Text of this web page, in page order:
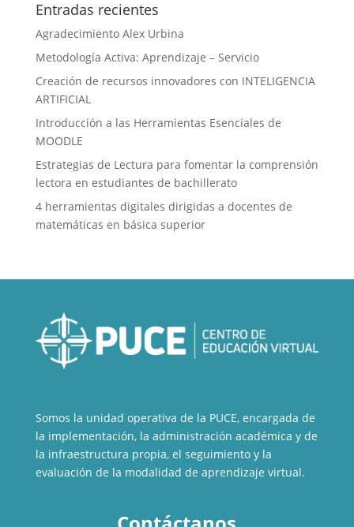
Entradas recientes
Agradecimiento Alex Urbina
Metodología Activa: Aprendizaje – Servicio
Creación de recursos innovadores con INTELIGENCIA
ARTIFICIAL
Introducción a las Herramientas Esenciales de
MOODLE
Estrategias de Lectura para fomentar la comprensión
lectora en estudiantes de bachillerato
4 herramientas digitales dirigidas a docentes de
matemáticas en básica superior
Somos la unidad operativa de la PUCE, encargada de
la implementación, la administración académica y de
la infraestructura propia, el seguimiento y la
evaluación de la modalidad de aprendizaje virtual.